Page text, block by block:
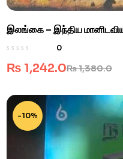
இலங்கை – இந்திய
ஆய்வுகள்.
0
₨1,380.0
₨ 1,242.0
-10%